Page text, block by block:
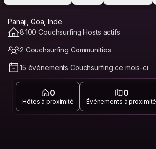
Panaji, Goa, Inde
8 100 Couchsurfing Hosts actifs
2 Couchsurfing Communities
15 événements Couchsurfing ce mois-ci
0
Hôtes à proximité
0
Événements à proximité